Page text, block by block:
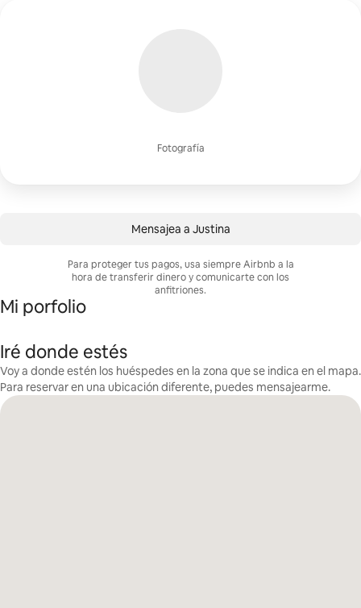
Fotografía
Mensajea a Justina
Para proteger tus pagos, usa siempre Airbnb a la
hora de transferir dinero y comunicarte con los
anfitriones.
Mi porfolio
Iré donde estés
Voy a donde estén los huéspedes en la zona que se indica en el mapa.
Para reservar en una ubicación diferente, puedes mensajearme.